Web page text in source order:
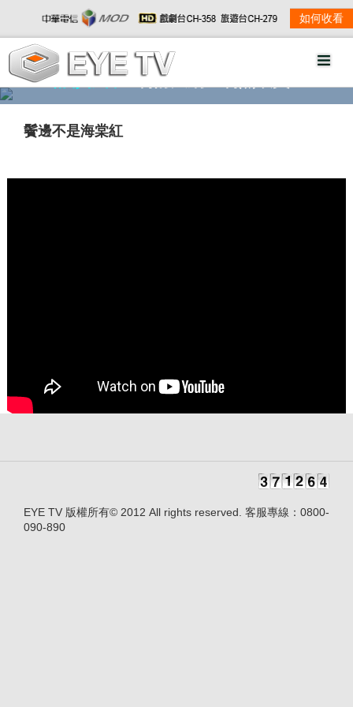
如何收看
精彩影音 劇情大綱
鬢邊不是海棠紅
EYE TV 版權所有© 2012 All rights reserved. 客服專線：0800-
090-890